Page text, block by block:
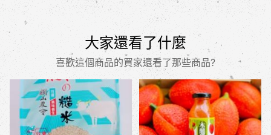
大家還看了什麼
喜歡這個商品的買家還看了那些商品?